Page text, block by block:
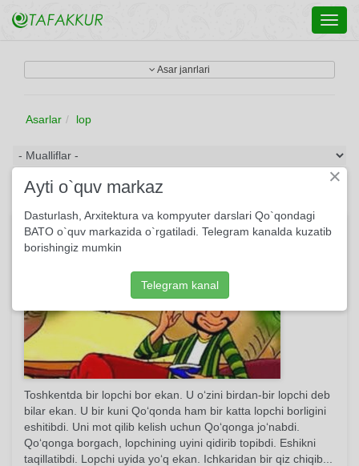
Asar janrlari
Asarlar lop
Lopchi
Toshkentda bir lopchi bor ekan. U o‘zini birdan-bir lopchi deb
bilar ekan. U bir kuni Qo‘qonda ham bir katta lopchi borligini
eshitibdi. Uni mot qilib kelish uchun Qo‘qonga jo‘nabdi.
Qo‘qonga borgach, lopchining uyini qidirib topibdi. Eshikni
taqillatibdi. Lopchi uyida yo‘q ekan. Ichkaridan bir qiz chiqib...
×
Ayti o`quv markaz
Dasturlash, Arxitektura va kompyuter darslari Qo`qondagi
BATO o`quv markazida o`rgatiladi. Telegram kanalda kuzatib
borishingiz mumkin
Telegram kanal